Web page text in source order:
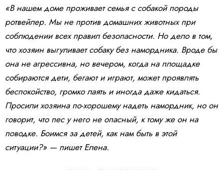
«В нашем доме проживает семья с собакой породы
ротвейлер. Мы не против домашних животных при
соблюдении всех правил безопасности. Но дело в том,
что хозяин выгуливает собаку без намордника. Вроде бы
она не агрессивна, но вечером, когда на площадке
собираются дети, бегают и играют, может проявлять
беспокойство, громко лаять и иногда даже кидаться.
Просили хозяина по-хорошему надеть намордник, но он
говорит, что пес у него не опасный, к тому же он на
поводке. Боимся за детей, как нам быть в этой
ситуации?» — пишет Елена.